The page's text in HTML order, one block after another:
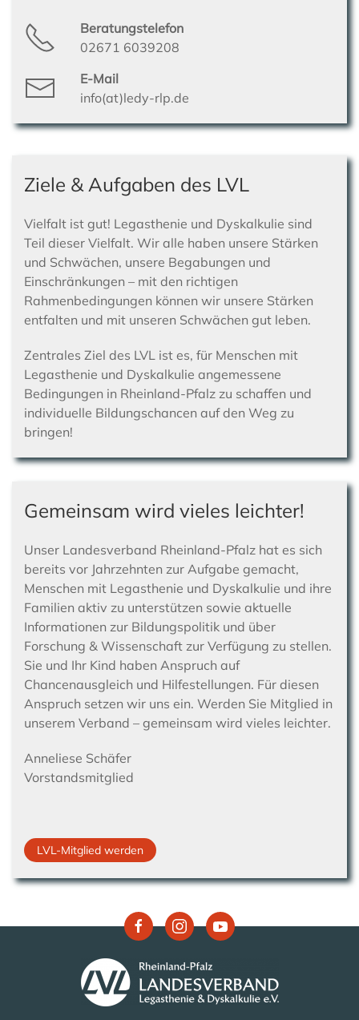
Beratungstelefon
02671 6039208
E-Mail
info(at)ledy-rlp.de
Ziele & Aufgaben des LVL
Vielfalt ist gut! Legasthenie und Dyskalkulie sind
Teil dieser Vielfalt. Wir alle haben unsere Stärken
und Schwächen, unsere Begabungen und
Einschränkungen – mit den richtigen
Rahmenbedingungen können wir unsere Stärken
entfalten und mit unseren Schwächen gut leben.
Zentrales Ziel des LVL ist es, für Menschen mit
Legasthenie und Dyskalkulie angemessene
Bedingungen in Rheinland-Pfalz zu schaffen und
individuelle Bildungschancen auf den Weg zu
bringen!
Gemeinsam wird vieles leichter!
Unser Landesverband Rheinland-Pfalz hat es sich
bereits vor Jahrzehnten zur Aufgabe gemacht,
Menschen mit Legasthenie und Dyskalkulie und ihre
Familien aktiv zu unterstützen sowie aktuelle
Informationen zur Bildungspolitik und über
Forschung & Wissenschaft zur Verfügung zu stellen.
Sie und Ihr Kind haben Anspruch auf
Chancenausgleich und Hilfestellungen. Für diesen
Anspruch setzen wir uns ein. Werden Sie Mitglied in
unserem Verband – gemeinsam wird vieles leichter.
Anneliese Schäfer
Vorstandsmitglied
LVL-Mitglied werden